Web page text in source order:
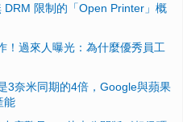
限制的「Open Printer」概
！過來人曝光：為什麼優秀員工
3奈米同期的4倍，Google與蘋果
能